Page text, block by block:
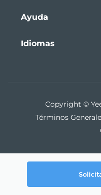
Ayuda
Idiomas
Copyright ©
Términos